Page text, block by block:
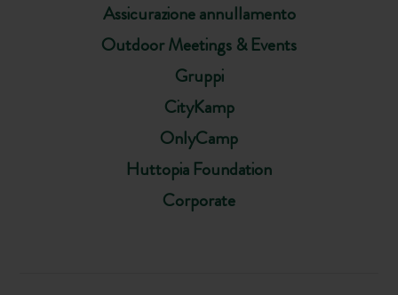
Assicurazione annullamento
Outdoor Meetings & Events
Gruppi
CityKamp
OnlyCamp
Huttopia Foundation
Corporate